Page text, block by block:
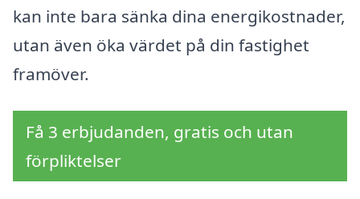
kan inte bara sänka dina energikostnader,
utan även öka värdet på din fastighet
framöver.
Få 3 erbjudanden, gratis och utan
förpliktelser